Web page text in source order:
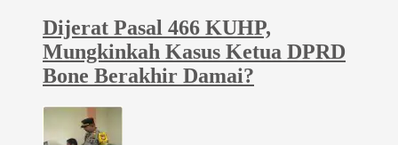
Dijerat Pasal 466 KUHP,
Mungkinkah Kasus Ketua DPRD
Bone Berakhir Damai?